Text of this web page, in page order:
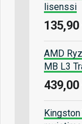
lisenssi
135,90
AMD
MB L3
439,00
Kingston